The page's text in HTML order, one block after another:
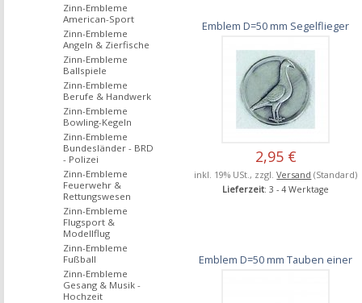
Emblem D=50 mm Segelflieger
2,95 €
inkl. 19% USt., zzgl.Versand (Standard)
Lieferzeit: 3 - 4 Werktage
Emblem D=50 mm Tauben einer
Zinn-Embleme
American-Sport
Zinn-Embleme
Angeln & Zierfische
Zinn-Embleme
Ballspiele
Zinn-Embleme
Berufe & Handwerk
Zinn-Embleme
Bowling-Kegeln
Zinn-Embleme
Bundesländer - BRD
- Polizei
Zinn-Embleme
Feuerwehr &
Rettungswesen
Zinn-Embleme
Flugsport &
Modellflug
Zinn-Embleme
Fußball
Zinn-Embleme
Gesang & Musik -
Hochzeit